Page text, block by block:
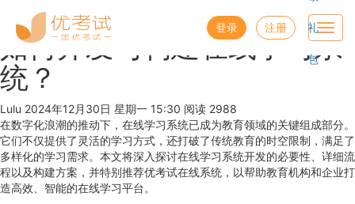
登录 注册 礼
包
如何开发与构建在线学习系
统？
Lulu 2024年12月30日 星期一 15:30 阅读 2988
在数字化浪潮的推动下，在线学习系统已成为教育领域的关键组成部分。
它们不仅提供了灵活的学习方式，还打破了传统教育的时空限制，满足了
多样化的学习需求。本文将深入探讨在线学习系统开发的必要性、详细流
程以及构建方案，并特别推荐优考试在线系统，以帮助教育机构和企业打
造高效、智能的在线学习平台。